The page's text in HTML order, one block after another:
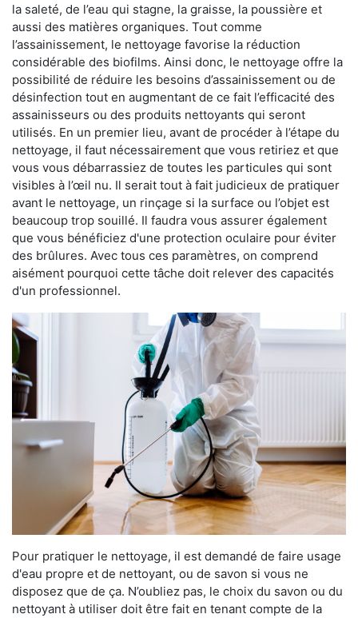
la saleté, de l’eau qui stagne, la graisse, la poussière et
aussi des matières organiques. Tout comme
l’assainissement, le nettoyage favorise la réduction
considérable des biofilms. Ainsi donc, le nettoyage offre la
possibilité de réduire les besoins d’assainissement ou de
désinfection tout en augmentant de ce fait l’efficacité des
assainisseurs ou des produits nettoyants qui seront
utilisés. En un premier lieu, avant de procéder à l’étape du
nettoyage, il faut nécessairement que vous retiriez et que
vous vous débarrassiez de toutes les particules qui sont
visibles à l’œil nu. Il serait tout à fait judicieux de pratiquer
avant le nettoyage, un rinçage si la surface ou l’objet est
beaucoup trop souillé. Il faudra vous assurer également
que vous bénéficiez d'une protection oculaire pour éviter
des brûlures. Avec tous ces paramètres, on comprend
aisément pourquoi cette tâche doit relever des capacités
d'un professionnel.
Pour pratiquer le nettoyage, il est demandé de faire usage
d'eau propre et de nettoyant, ou de savon si vous ne
disposez que de ça. N’oubliez pas, le choix du savon ou du
nettoyant à utiliser doit être fait en tenant compte de la